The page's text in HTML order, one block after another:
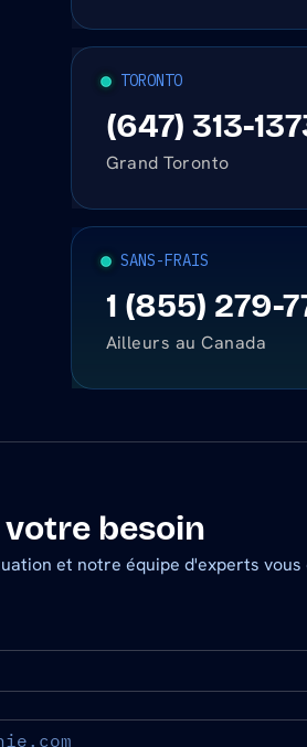
TORONTO
(647) 313-
Grand Toronto
SANS-FRAIS
1 (855) 279-
Ailleurs au Canada
besoin
et notre équipe d'experts